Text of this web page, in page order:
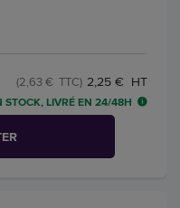
2,25 € HT
(2,63 € TTC)
STOCK, LIVRÉ EN 24/48H